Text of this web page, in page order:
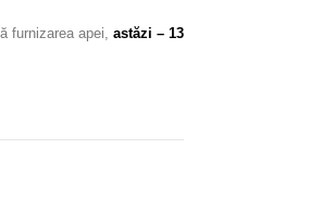
furnizarea apei, astăzi – 13